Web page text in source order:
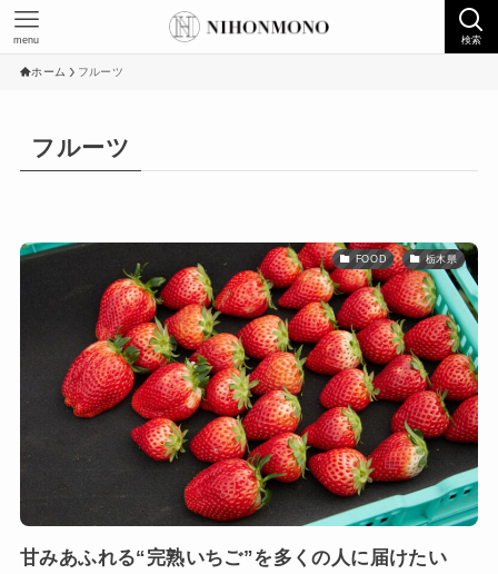
検索
menu
ホーム フルーツ
フルーツ
FOOD 栃木県
甘みあふれる“完熟いちご”を多くの人に届けたい